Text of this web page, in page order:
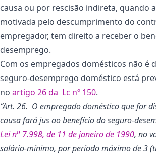
causa ou por rescisão indireta, quando
motivada pelo descumprimento do
empregador, tem direito a receber o
desemprego.
Com os empregados domésticos não é
seguro-desemprego doméstico está
no artigo 26 da Lc nº 150.
“Art. 26. O empregado doméstico que for
causa fará jus ao benefício do seguro-
Lei no 7.998, de 11 de janeiro de 1990, no
salário-mínimo, por período máximo de 3